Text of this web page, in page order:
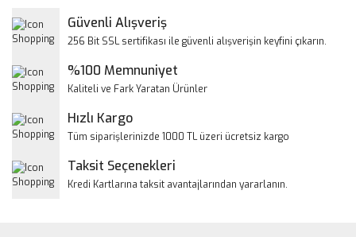
Yorum Yaz
Ürün resmi kalitesiz, bozuk veya görüntülenemiyor.
Ürün bilgilerinde hatalar bulunuyor.
Bu ürüne benzer farklı alternatifler olmalı.
Güvenli Alışveriş
256 Bit SSL sertifikası ile güvenli alışverişin keyfini çıkarın.
%100 Memnuniyet
Kaliteli ve Fark Yaratan Ürünler
Hızlı Kargo
Tüm siparişlerinizde 1000 TL üzeri ücretsiz kargo
Taksit Seçenekleri
Kredi Kartlarına taksit avantajlarından yararlanın.